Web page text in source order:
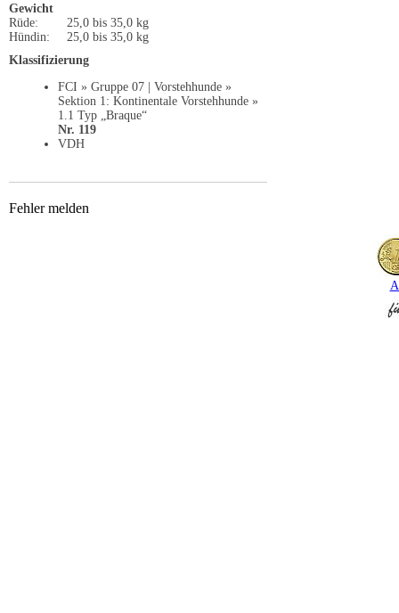
Gewicht
Rüde:
25,0 bis 35,0 kg
Hündin:
25,0 bis 35,0 kg
Klassifizierung
FCI » Gruppe 07 | Vorstehhunde »
Sektion 1: Kontinentale Vorstehhunde »
1.1 Typ „Braque“
Nr. 119
VDH
Fehler melden